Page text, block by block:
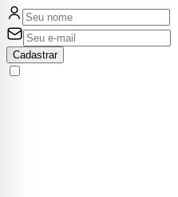
Cadastrar